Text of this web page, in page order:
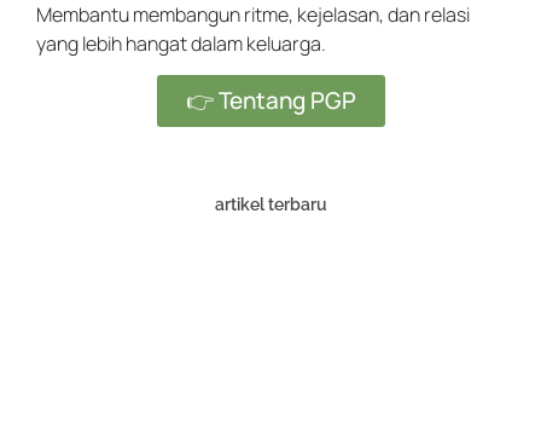
Membantu membangun ritme, kejelasan, dan relasi
yang lebih hangat dalam keluarga.
👉 Tentang PGP
artikel terbaru